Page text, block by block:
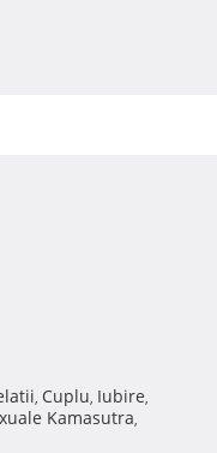
, Cuplu, Iubire,
Kamasutra,